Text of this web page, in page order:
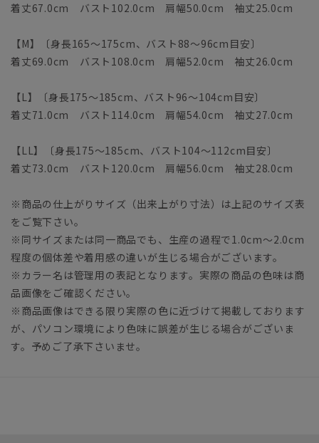
着丈67.0cm バスト102.0cm 肩幅50.0cm 袖丈25.0cm
【M】〔身長165～175cm、バスト88～96cm目安〕
着丈69.0cm バスト108.0cm 肩幅52.0cm 袖丈26.0cm
【L】〔身長175～185cm、バスト96～104cm目安〕
着丈71.0cm バスト114.0cm 肩幅54.0cm 袖丈27.0cm
【LL】〔身長175～185cm、バスト104～112cm目安〕
着丈73.0cm バスト120.0cm 肩幅56.0cm 袖丈28.0cm
※商品の仕上がりサイズ（出来上がり寸法）は上記のサイズ表
をご覧下さい。
※同サイズまたは同一商品でも、生産の過程で1.0cm～2.0cm
程度の個体差や着用感の違いが生じる場合がございます。
※カラー名は管理用の表記となります。実際の商品の色味は商
品画像をご確認ください。
※商品画像はできる限り実際の色に近づけて掲載しております
が、パソコン環境により色味に誤差が生じる場合がございま
す。予めご了承下さいませ。